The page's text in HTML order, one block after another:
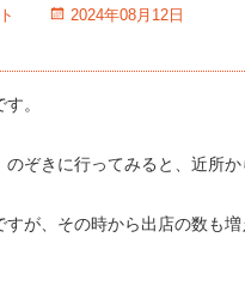
2024年08月12日
。
ぞきに行ってみると、近所
が、その時から出店の数も